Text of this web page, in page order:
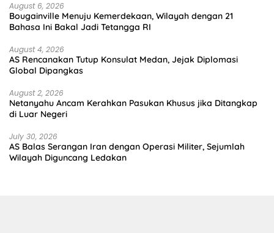
August 6, 2026
Bougainville Menuju Kemerdekaan, Wilayah dengan 21
Bahasa Ini Bakal Jadi Tetangga RI
August 4, 2026
AS Rencanakan Tutup Konsulat Medan, Jejak Diplomasi
Global Dipangkas
August 2, 2026
Netanyahu Ancam Kerahkan Pasukan Khusus jika Ditangkap
di Luar Negeri
July 30, 2026
AS Balas Serangan Iran dengan Operasi Militer, Sejumlah
Wilayah Diguncang Ledakan